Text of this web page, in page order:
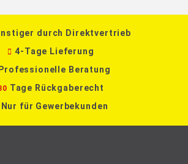
durch Direktvertrieb
4-Tage Lieferung
Professionelle Beratung
Tage Rückgaberecht
Nur für Gewerbekunden